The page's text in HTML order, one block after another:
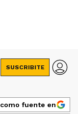
SUSCRIBITE
fuente en